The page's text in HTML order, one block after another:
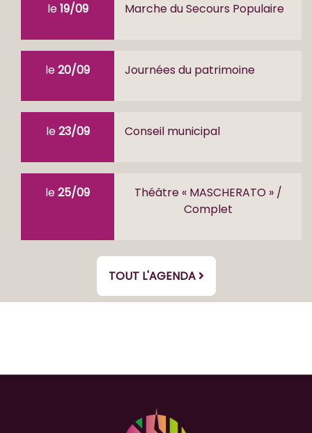
le19/09 Marche du Secours Populaire
le20/09 Journées du patrimoine
le23/09 Conseil municipal
le25/09
Théâtre « MASCHERATO » /
Complet
TOUT L'AGENDA